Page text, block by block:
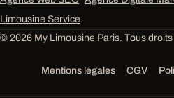
Limousine Service
© 2026 My Limousine Paris. Tous
Mentions légales CGV